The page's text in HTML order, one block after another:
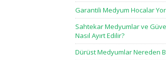
Garantili Medyum Hocalar
Sahtekar Medyumlar ve
Nasıl Ayırt Edilir?
Dürüst Medyumlar Nereden